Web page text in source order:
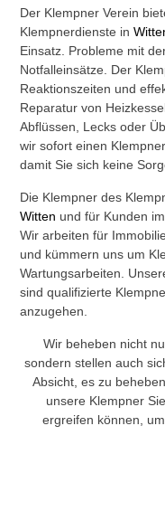
Der Klempner Verein
Klempnerdienste in
Einsatz. Probleme mit
Notfalleinsätze. Der
Reaktionszeiten und
Reparatur von
Abflüssen, Lecks oder
wir sofort einen
damit Sie sich keine
Die Klempner des
Witten und für Kunden
Wir arbeiten für
und kümmern uns um
Wartungsarbeiten.
sind qualifizierte
anzugehen.
Wir beheben nicht
sondern stellen auch
Absicht, es zu
unsere Klempner
ergreifen können,